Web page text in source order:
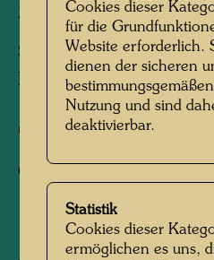
STREET FOR
STRASSE DER
LA ROUTE DES
Offsetdruck,
Geschenkanhänger
Cookies dieser
für die
Website erforderlich.
dienen der sicheren
bestimmungsgemäßen
Nutzung und sind
deaktivierbar.
Statistik
Cookies dieser
ermöglichen es uns,